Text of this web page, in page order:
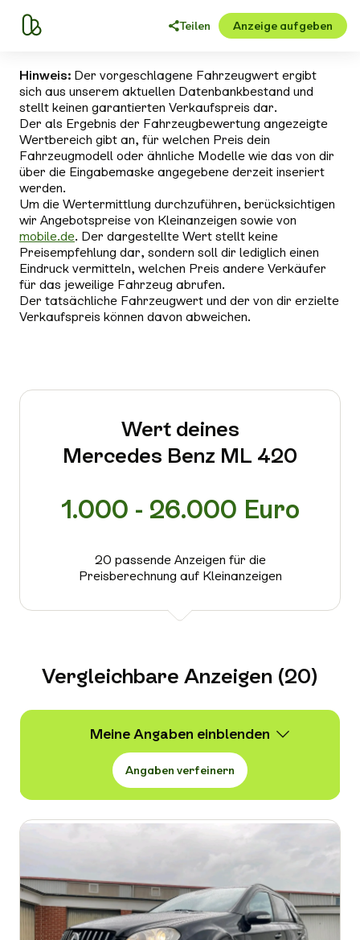
Teilen Anzeige aufgeben
Hinweis: Der vorgeschlagene Fahrzeugwert ergibt
sich aus unserem aktuellen Datenbankbestand und
stellt keinen garantierten Verkaufspreis dar.
Der als Ergebnis der Fahrzeugbewertung angezeigte
Wertbereich gibt an, für welchen Preis dein
Fahrzeugmodell oder ähnliche Modelle wie das von dir
über die Eingabemaske angegebene derzeit inseriert
werden.
Um die Wertermittlung durchzuführen, berücksichtigen
wir Angebotspreise von Kleinanzeigen sowie von
mobile.de. Der dargestellte Wert stellt keine
Preisempfehlung dar, sondern soll dir lediglich einen
Eindruck vermitteln, welchen Preis andere Verkäufer
für das jeweilige Fahrzeug abrufen.
Der tatsächliche Fahrzeugwert und der von dir erzielte
Verkaufspreis können davon abweichen.
Wert deines
Mercedes Benz ML 420
1.000 - 26.000 Euro
20 passende Anzeigen für die
Preisberechnung auf Kleinanzeigen
Vergleichbare Anzeigen (20)
Meine Angaben
Angaben verfeinern
Wert
2.490 -
12.990 € VB
Erstzulassung
-